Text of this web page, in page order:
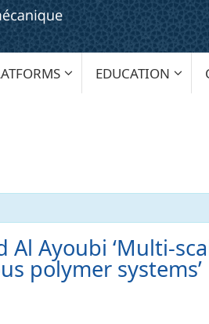
EDUCATION
Al Ayoubi ‘Multi-
polymer systems’